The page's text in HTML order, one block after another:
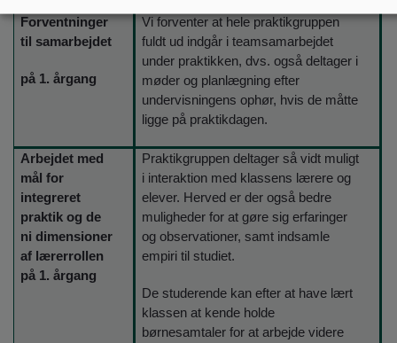
Forventninger
til samarbejdet
på 1. årgang
Vi forventer at hele praktikgruppen
fuldt ud indgår i teamsamarbejdet
under praktikken, dvs. også deltager i
møder og planlægning efter
undervisningens ophør, hvis de måtte
ligge på praktikdagen.
Arbejdet med
mål for
integreret
praktik og de
ni dimensioner
af lærerrollen
på 1. årgang
Praktikgruppen deltager så vidt muligt
i interaktion med klassens lærere og
elever. Herved er der også bedre
muligheder for at gøre sig erfaringer
og observationer, samt indsamle
empiri til studiet.
De studerende kan efter at have lært
klassen at kende holde
børnesamtaler for at arbejde videre